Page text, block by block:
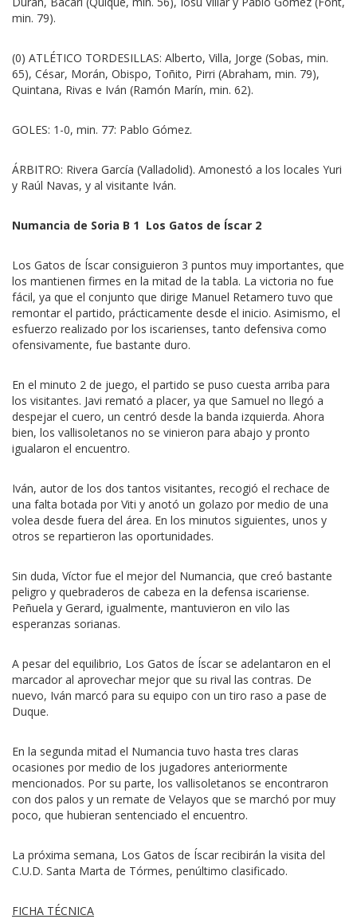
min. 79).
(0) ATLÉTICO TORDESILLAS: Alberto, Villa, Jorge (Sobas, min.
65), César, Morán, Obispo, Toñito, Pirri (Abraham, min. 79),
Quintana, Rivas e Iván (Ramón Marín, min. 62).
GOLES: 1-0, min. 77: Pablo Gómez.
ÁRBITRO: Rivera García (Valladolid). Amonestó a los locales Yuri
y Raúl Navas, y al visitante Iván.
Numancia de Soria B 1  Los Gatos de Íscar 2
Los Gatos de Íscar consiguieron 3 puntos muy importantes, que
los mantienen firmes en la mitad de la tabla. La victoria no fue
fácil, ya que el conjunto que dirige Manuel Retamero tuvo que
remontar el partido, prácticamente desde el inicio. Asimismo, el
esfuerzo realizado por los iscarienses, tanto defensiva como
ofensivamente, fue bastante duro.
En el minuto 2 de juego, el partido se puso cuesta arriba para
los visitantes. Javi remató a placer, ya que Samuel no llegó a
despejar el cuero, un centró desde la banda izquierda. Ahora
bien, los vallisoletanos no se vinieron para abajo y pronto
igualaron el encuentro.
Iván, autor de los dos tantos visitantes, recogió el rechace de
una falta botada por Viti y anotó un golazo por medio de una
volea desde fuera del área. En los minutos siguientes, unos y
otros se repartieron las oportunidades.
Sin duda, Víctor fue el mejor del Numancia, que creó bastante
peligro y quebraderos de cabeza en la defensa iscariense.
Peñuela y Gerard, igualmente, mantuvieron en vilo las
esperanzas sorianas.
A pesar del equilibrio, Los Gatos de Íscar se adelantaron en el
marcador al aprovechar mejor que su rival las contras. De
nuevo, Iván marcó para su equipo con un tiro raso a pase de
Duque.
En la segunda mitad el Numancia tuvo hasta tres claras
ocasiones por medio de los jugadores anteriormente
mencionados. Por su parte, los vallisoletanos se encontraron
con dos palos y un remate de Velayos que se marchó por muy
poco, que hubieran sentenciado el encuentro.
La próxima semana, Los Gatos de Íscar recibirán la visita del
C.U.D. Santa Marta de Tórmes, penúltimo clasificado.
FICHA TÉCNICA